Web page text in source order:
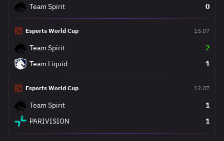
Team Spirit
0
Esports World Cup 15.07
Team Spirit
2
Team Liquid
1
Esports World Cup 12.07
Team Spirit
1
PARIVISION
1